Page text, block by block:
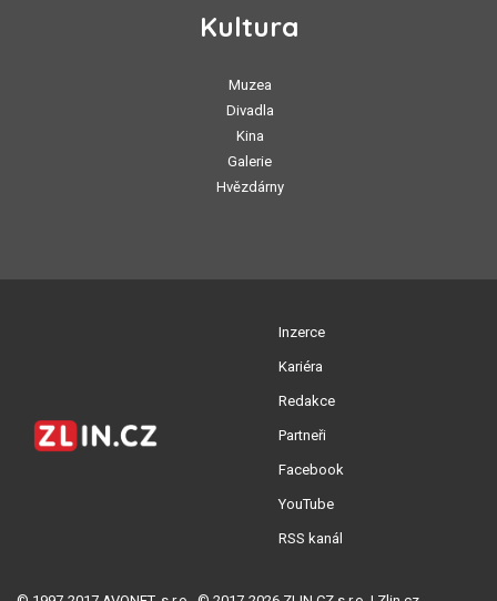
Kultura
Muzea
Divadla
Kina
Galerie
Hvězdárny
Inzerce
Kariéra
Redakce
Partneři
Facebook
YouTube
RSS kanál